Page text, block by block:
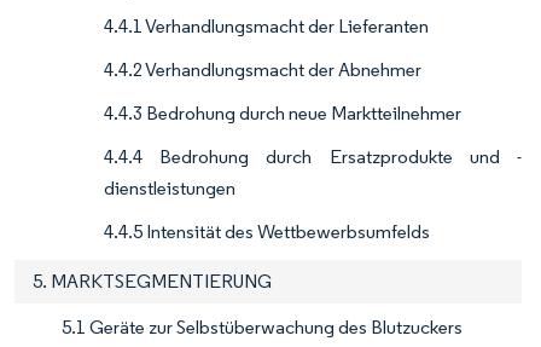
4.4.1 Verhandlungsmacht der Lieferanten
4.4.2 Verhandlungsmacht der Abnehmer
4.4.3 Bedrohung durch neue Marktteilnehmer
4.4.4 Bedrohung durch Ersatzprodukte und -
dienstleistungen
4.4.5 Intensität des Wettbewerbsumfelds
5. MARKTSEGMENTIERUNG
5.1 Geräte zur Selbstüberwachung des Blutzuckers